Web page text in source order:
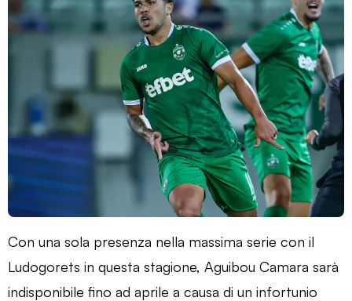
Con una sola presenza nella massima serie con il
Ludogorets in questa stagione, Aguibou Camara sarà
indisponibile fino ad aprile a causa di un infortunio